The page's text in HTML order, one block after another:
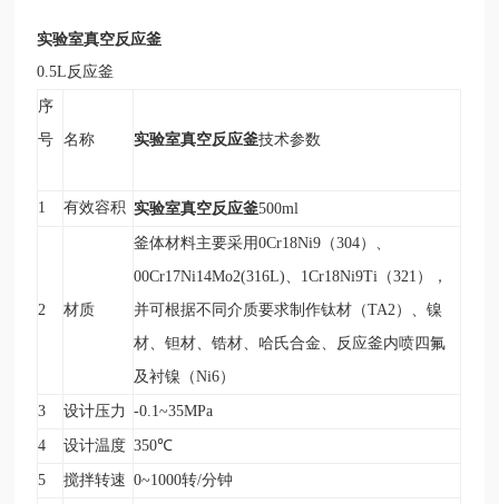
实验室真空反应釜
0.5L 反应釜
序
号
名称 实验室真空反应釜技术参数
1 有效容积 实验室真空反应釜500ml
2 材质
釜体材料主要采用0Cr18Ni9（304）、
00Cr17Ni14Mo2(316L)、1Cr18Ni9Ti（321），
并可根据不同介质要求制作钛材（TA2）、镍
材、钽材、锆材、哈氏合金、反应釜内喷四氟
及衬镍（Ni6）
3 设计压力 -0.1~35MPa
4 设计温度 350℃
5 搅拌转速 0~1000转/分钟